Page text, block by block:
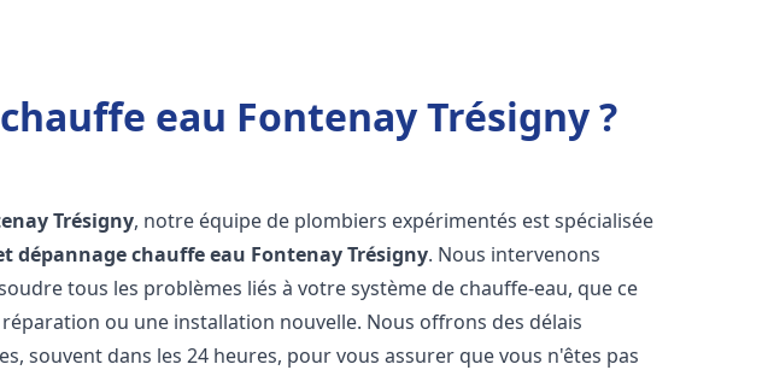
eau Fontenay Trésigny ?
Trésigny, notre équipe de plombiers expérimentés est spécialisée
dépannage chauffe eau Fontenay Trésigny. Nous intervenons
tous les problèmes liés à votre système de chauffe-eau, que ce
ou une installation nouvelle. Nous offrons des délais
souvent dans les 24 heures, pour vous assurer que vous n'êtes pas